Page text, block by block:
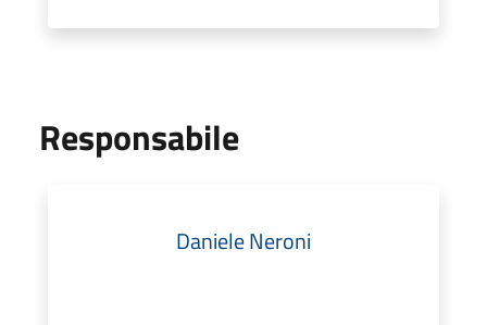
Responsabile
Daniele Neroni